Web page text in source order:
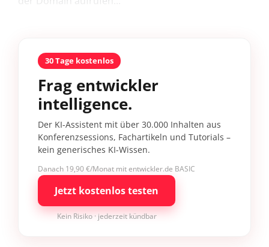
30 Tage kostenlos
Frag entwickler
intelligence.
Der KI-Assistent mit über 30.000 Inhalten aus
Konferenzsessions, Fachartikeln und Tutorials –
kein generisches KI-Wissen.
Danach 19,90 €/Monat mit entwickler.de BASIC
Jetzt kostenlos testen
Kein Risiko · jederzeit kündbar